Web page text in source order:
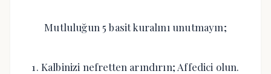
Mutluluğun 5 basit kuralını unutmayın;
1. Kalbinizi nefretten arındırın; Affedici olun.